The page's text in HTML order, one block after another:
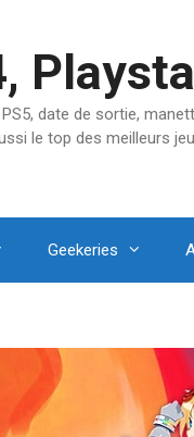
date de sortie,
le top des meilleurs
Geekeries